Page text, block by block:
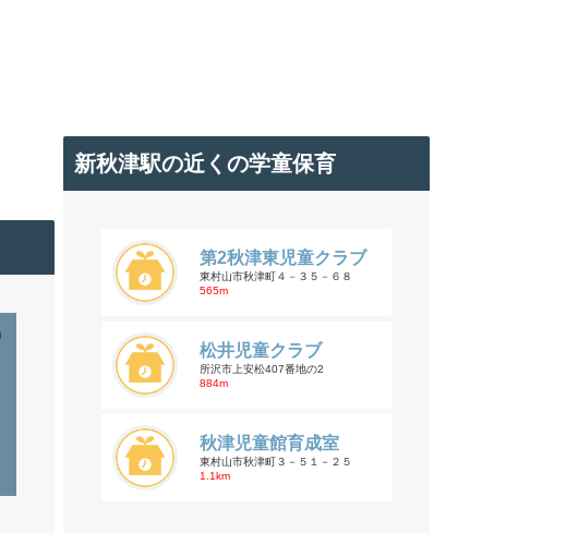
新秋津駅の近くの学童保育
第2秋津東児童クラブ
東村山市秋津町４－３５－６８
565m
松井児童クラブ
所沢市上安松407番地の2
884m
秋津児童館育成室
東村山市秋津町３－５１－２５
1.1km